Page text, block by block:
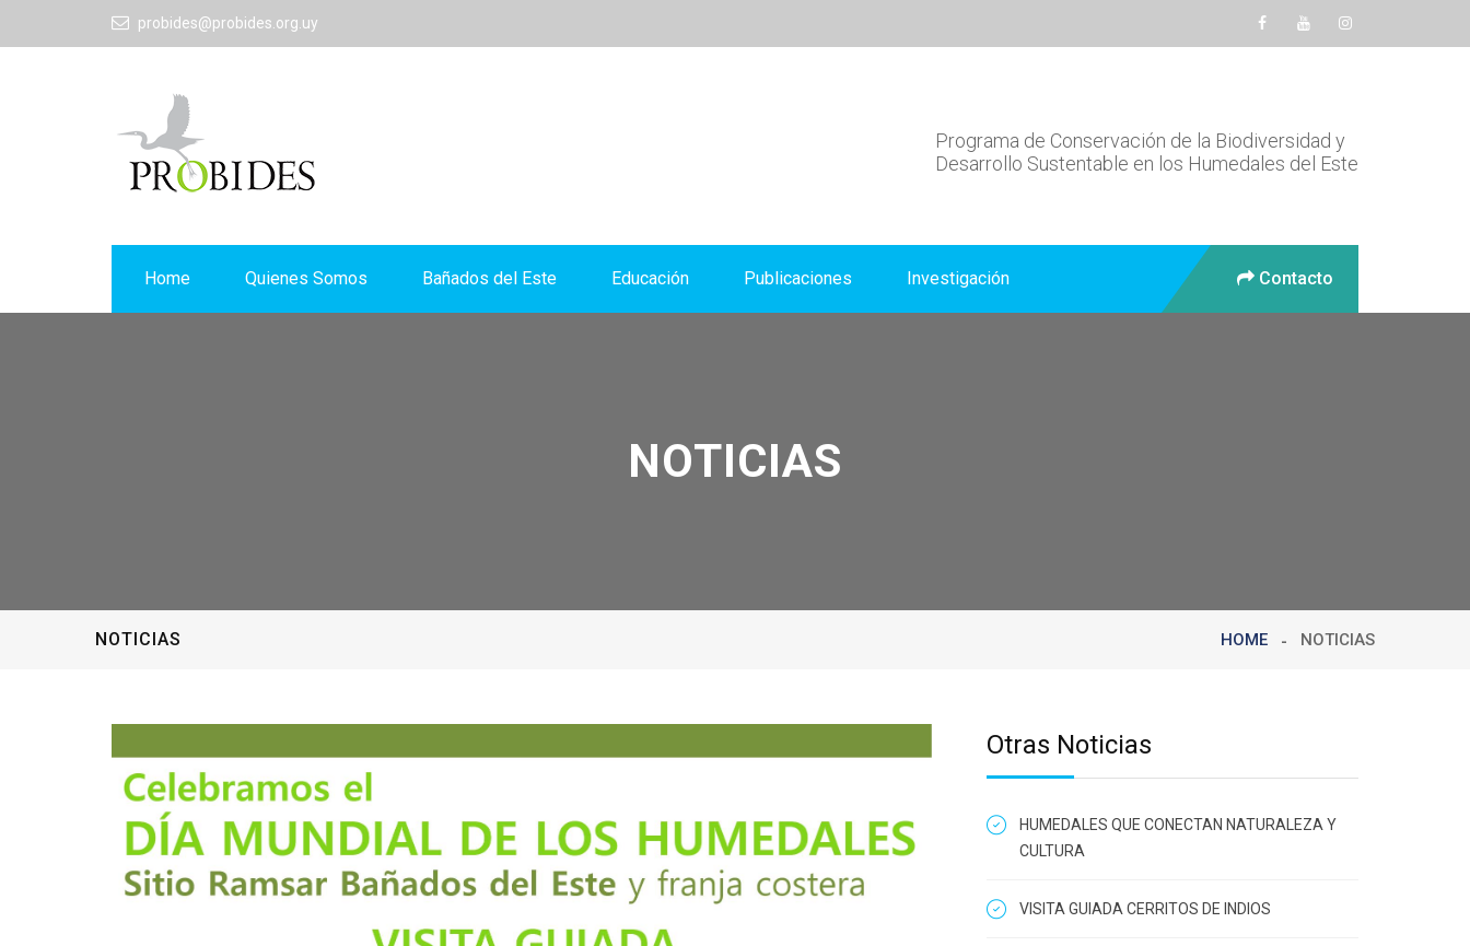
probides@probides.org.uy
Programa de Conservación de la Biodiversidad y
Desarrollo Sustentable en los Humedales del Este
Home Quienes Somos Bañados del Este Educación Publicaciones Investigación Contacto
NOTICIAS
NOTICIAS HOME NOTICIAS
Otras Noticias
HUMEDALES QUE CONECTAN NATURALEZA Y
CULTURA
VISITA GUIADA CERRITOS DE INDIOS